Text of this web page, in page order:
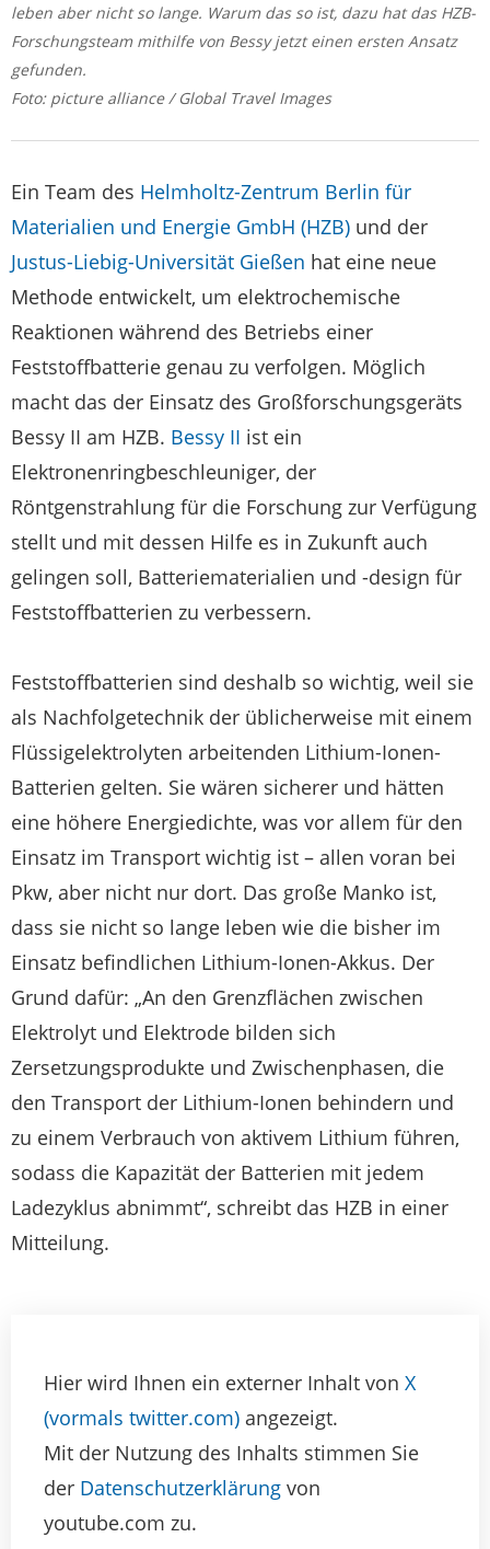
leben aber nicht so lange. Warum das so ist, dazu hat das HZB-
Forschungsteam mithilfe von Bessy jetzt einen ersten Ansatz
gefunden.
Foto: picture alliance / Global Travel Images
Ein Team des Helmholtz-Zentrum Berlin für
Materialien und Energie GmbH (HZB) und der
Justus-Liebig-Universität Gießen hat eine neue
Methode entwickelt, um elektrochemische
Reaktionen während des Betriebs einer
Feststoffbatterie genau zu verfolgen. Möglich
macht das der Einsatz des Großforschungsgeräts
Bessy II am HZB. Bessy II ist ein
Elektronenringbeschleuniger, der
Röntgenstrahlung für die Forschung zur Verfügung
stellt und mit dessen Hilfe es in Zukunft auch
gelingen soll, Batteriematerialien und -design für
Feststoffbatterien zu verbessern.
Feststoffbatterien sind deshalb so wichtig, weil sie
als Nachfolgetechnik der üblicherweise mit einem
Flüssigelektrolyten arbeitenden Lithium-Ionen-
Batterien gelten. Sie wären sicherer und hätten
eine höhere Energiedichte, was vor allem für den
Einsatz im Transport wichtig ist – allen voran bei
Pkw, aber nicht nur dort. Das große Manko ist,
dass sie nicht so lange leben wie die bisher im
Einsatz befindlichen Lithium-Ionen-Akkus. Der
Grund dafür: „An den Grenzflächen zwischen
Elektrolyt und Elektrode bilden sich
Zersetzungsprodukte und Zwischenphasen, die
den Transport der Lithium-Ionen behindern und
zu einem Verbrauch von aktivem Lithium führen,
sodass die Kapazität der Batterien mit jedem
Ladezyklus abnimmt“, schreibt das HZB in einer
Mitteilung.
Hier wird Ihnen ein externer Inhalt von X
(vormals twitter.com) angezeigt.
Mit der Nutzung des Inhalts stimmen Sie
der Datenschutzerklärung von
youtube.com zu.